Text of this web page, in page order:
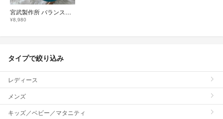
宮武製作所 バランスチェア プロポーションチェア 姿勢矯正
¥8,980
タイプで絞り込み
レディース
メンズ
キッズ／ベビー／マタニティ